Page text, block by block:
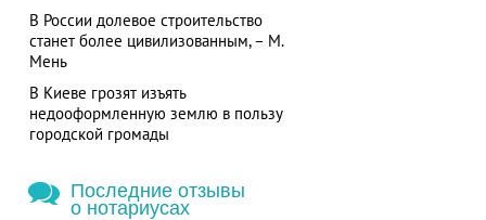
В России долевое строительство
станет более цивилизованным, – М.
Мень
В Киеве грозят изъять
недооформленную землю в пользу
городской громады
Последние отзывы
о нотариусах